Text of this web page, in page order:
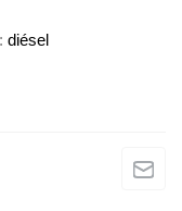
diésel